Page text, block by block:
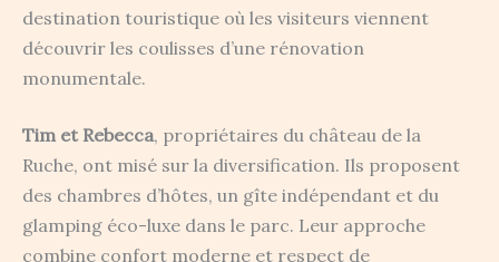
destination touristique où les visiteurs viennent
découvrir les coulisses d’une rénovation
monumentale.
Tim et Rebecca, propriétaires du château de la
Ruche, ont misé sur la diversification. Ils proposent
des chambres d’hôtes, un gîte indépendant et du
glamping éco-luxe dans le parc. Leur approche
combine confort moderne et respect de